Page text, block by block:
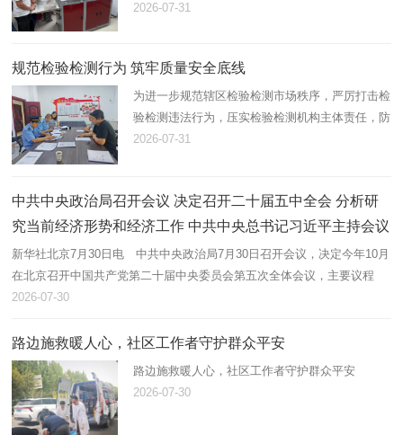
检能力，助力第一师阿拉尔市棉花产业高质量发
2026-07-31
规范检验检测行为 筑牢质量安全底线
为进一步规范辖区检验检测市场秩序，严厉打击检
验检测违法行为，压实检验检测机构主体责任，防
范化解质量安全风险，近日，第一师市场监督管理
2026-07-31
中共中央政治局召开会议 决定召开二十届五中全会 分析研
究当前经济形势和经济工作 中共中央总书记习近平主持会议
新华社北京7月30日电 中共中央政治局7月30日召开会议，决定今年10月
在北京召开中国共产党第二十届中央委员会第五次全体会议，主要议程
是，中共中央政治局向中央委员会报告工作，研究持之以恒推进全面从严
2026-07-30
路边施救暖人心，社区工作者守护群众平安
路边施救暖人心，社区工作者守护群众平安
2026-07-30